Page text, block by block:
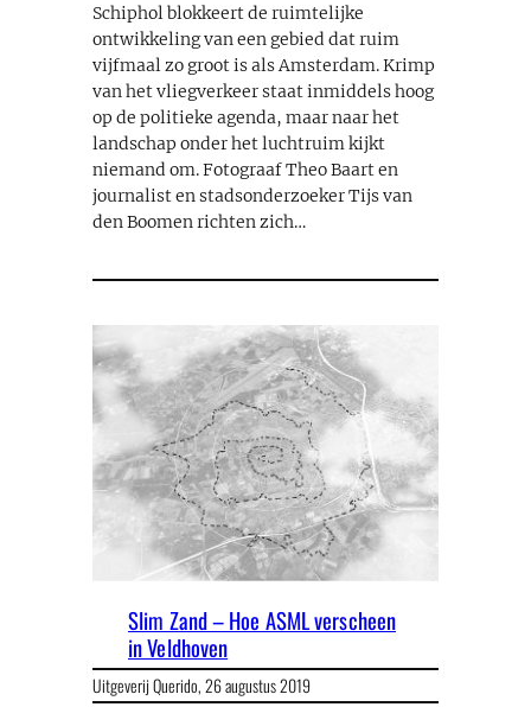
Schiphol blokkeert de ruimtelijke
ontwikkeling van een gebied dat ruim
vijfmaal zo groot is als Amsterdam. Krimp
van het vliegverkeer staat inmiddels hoog
op de politieke agenda, maar naar het
landschap onder het luchtruim kijkt
niemand om. Fotograaf Theo Baart en
journalist en stadsonderzoeker Tijs van
den Boomen richten zich…
Slim Zand – Hoe ASML verscheen
in Veldhoven
Uitgeverij Querido,26 augustus 2019